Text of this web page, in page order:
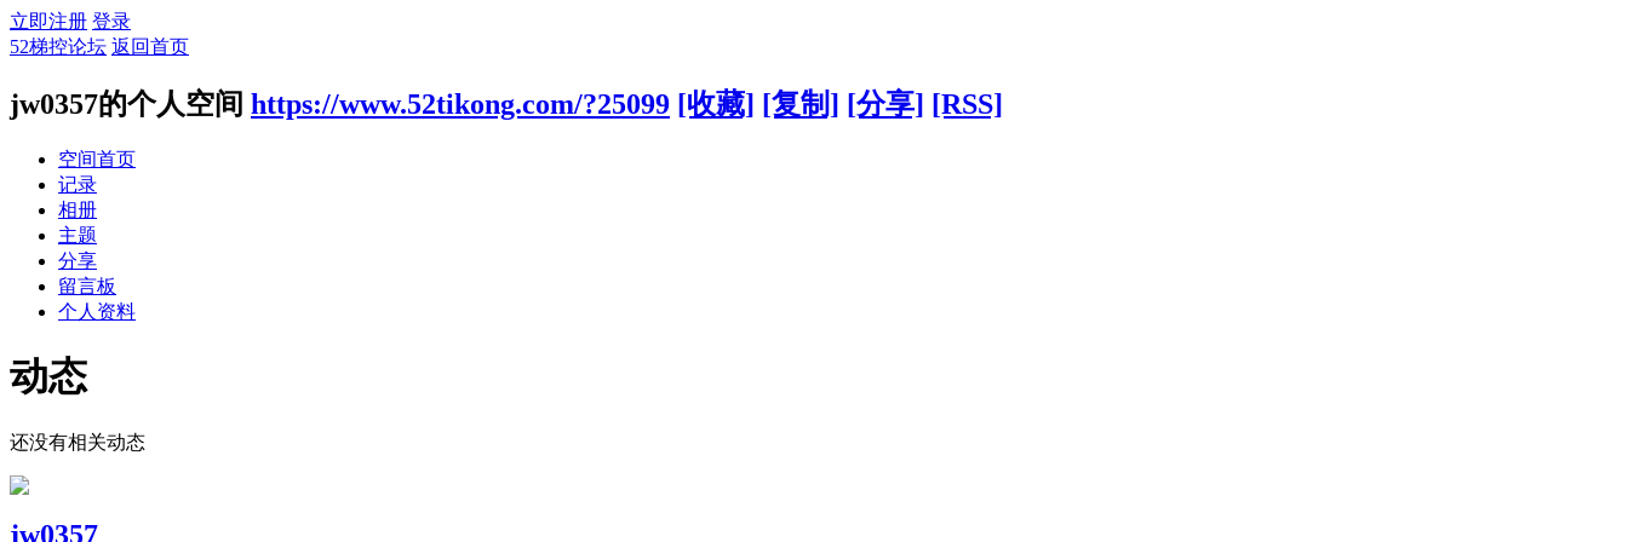
立即注册 登录
52梯控论坛 返回首页
jw0357的个人空间 https://www.52tikong.com/?25099 [收藏] [复制] [分享] [RSS]
空间首页
记录
相册
主题
分享
留言板
个人资料
动态
还没有相关动态
jw0357